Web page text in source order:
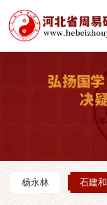
杨永林 石建和